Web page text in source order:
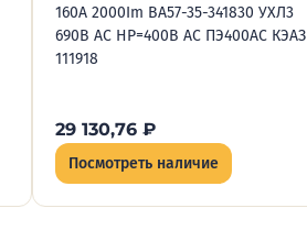
160А 2000Im ВА57-35-341830 УХЛ3
690В AC НР=400В AC ПЭ400AC КЭАЗ
111918
29 130,76 ₽
Посмотреть наличие